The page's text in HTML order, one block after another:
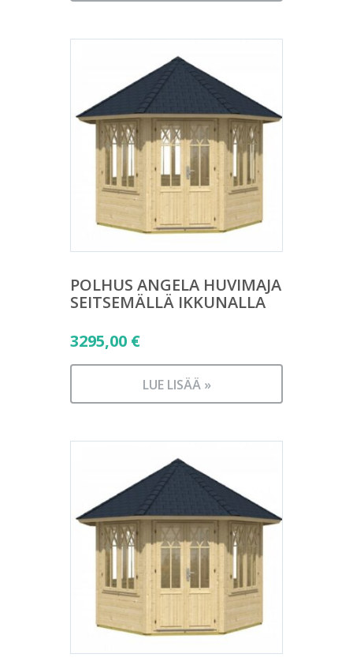
on:
POLHUS ANGELA HUVIMAJA
SEITSEMÄLLÄ IKKUNALLA
3295,00 €
LUE LISÄÄ »